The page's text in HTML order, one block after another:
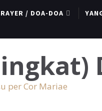
/ DOA-DOA
per Cor Mariae